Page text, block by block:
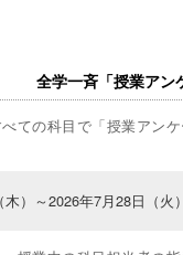
全学一斉「授業アン
ての科目で「授業アン
）～2026年7月28日（火）